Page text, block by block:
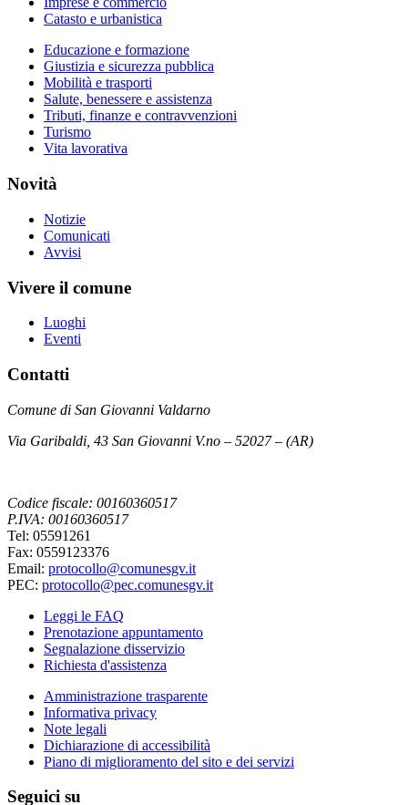
Catasto e urbanistica
Educazione e formazione
Giustizia e sicurezza pubblica
Mobilità e trasporti
Salute, benessere e assistenza
Tributi, finanze e contravvenzioni
Turismo
Vita lavorativa
Novità
Notizie
Comunicati
Avvisi
Vivere il comune
Luoghi
Eventi
Contatti
Comune di San Giovanni Valdarno
Via Garibaldi, 43 San Giovanni V.no – 52027 – (AR)
Codice fiscale: 00160360517
P.IVA: 00160360517
Tel: 05591261
Fax: 0559123376
Email: protocollo@comunesgv.it
PEC: protocollo@pec.comunesgv.it
Leggi le FAQ
Prenotazione appuntamento
Segnalazione disservizio
Richiesta d'assistenza
Amministrazione trasparente
Informativa privacy
Note legali
Dichiarazione di accessibilità
Piano di miglioramento del sito e dei servizi
Seguici su